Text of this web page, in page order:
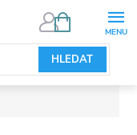
HLEDAT
NÁKUPNÍ